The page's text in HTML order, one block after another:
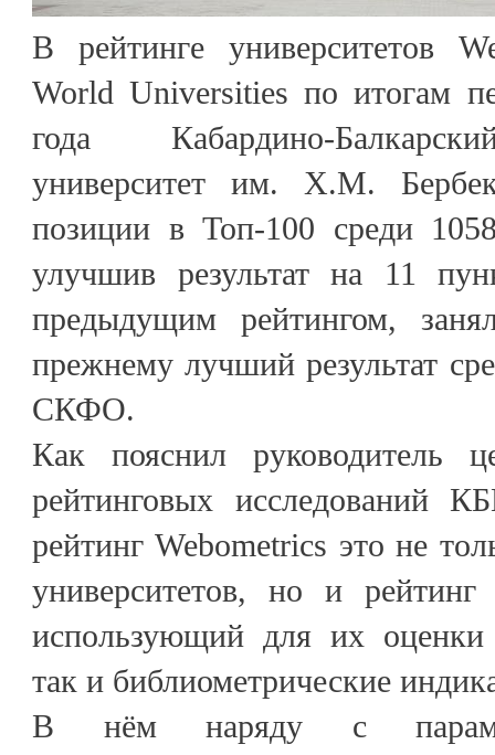
В рейтинге университетов
World Universities по итогам
года Кабардино-
университет им. Х.М.
позиции в Топ-100 среди
улучшив результат на 11
предыдущим рейтингом,
прежнему лучший результат
СКФО.
Как пояснил руководитель
рейтинговых исследований
рейтинг Webometrics это не
университетов, но и рейтинг
использующий для их оценки
так и библиометрические
В нём наряду с